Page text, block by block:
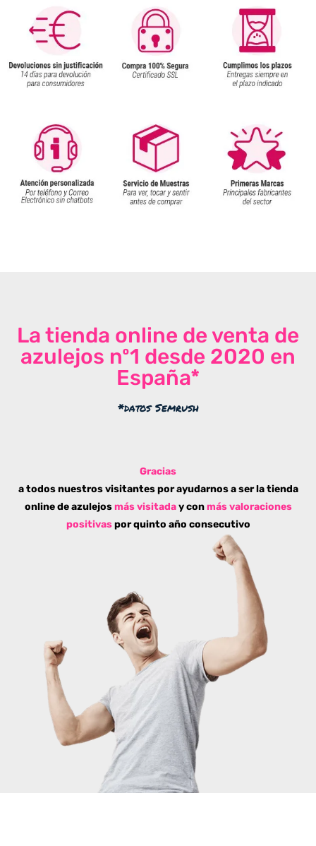
La tienda online de venta de
azulejos nº1 desde 2020 en
España*
*datos Semrush
Gracias
a todos nuestros visitantes por ayudarnos a ser la tienda
online de azulejos más visitaday conmás valoraciones
positivaspor quinto año consecutivo